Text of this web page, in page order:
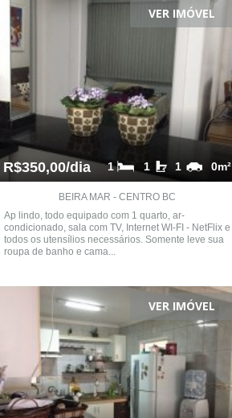
VER IMÓVEL
R$350,00/dia 0m²
1
1
1
BEIRA MAR - CENTRO BC
Ap lindo, todo equipado com 1 quarto, ar-
condicionado, sala com TV, Internet WI-FI - NetFlix e
todos os utensílios necessários. Somente leve sua
roupa de banho e cama...
VER IMÓVEL